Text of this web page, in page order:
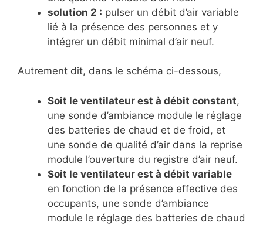
solution 2 : pulser un débit d’air variable
lié à la présence des personnes et y
intégrer un débit minimal d’air neuf.
Autrement dit, dans le schéma ci-dessous,
Soit le ventilateur est à débit constant,
une sonde d’ambiance module le réglage
des batteries de chaud et de froid, et
une sonde de qualité d’air dans la reprise
module l’ouverture du registre d’air neuf.
Soit le ventilateur est à débit variable
en fonction de la présence effective des
occupants, une sonde d’ambiance
module le réglage des batteries de chaud